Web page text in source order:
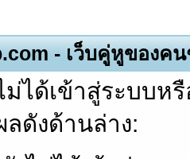
- เว็บคู่หูของค
ได้เข้าสู่ระบบ
ดังด้านล่าง: